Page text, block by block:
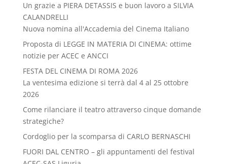
Un grazie a PIERA DETASSIS e buon lavoro a SILVIA
CALANDRELLI
Nuova nomina all'Accademia del Cinema Italiano
Proposta di LEGGE IN MATERIA DI CINEMA: ottime
notizie per ACEC e ANCCI
FESTA DEL CINEMA DI ROMA 2026
La ventesima edizione si terrà dal 4 al 25 ottobre
2026
Come rilanciare il teatro attraverso cinque domande
strategiche?
Cordoglio per la scomparsa di CARLO BERNASCHI
FUORI DAL CENTRO – gli appuntamenti del festival